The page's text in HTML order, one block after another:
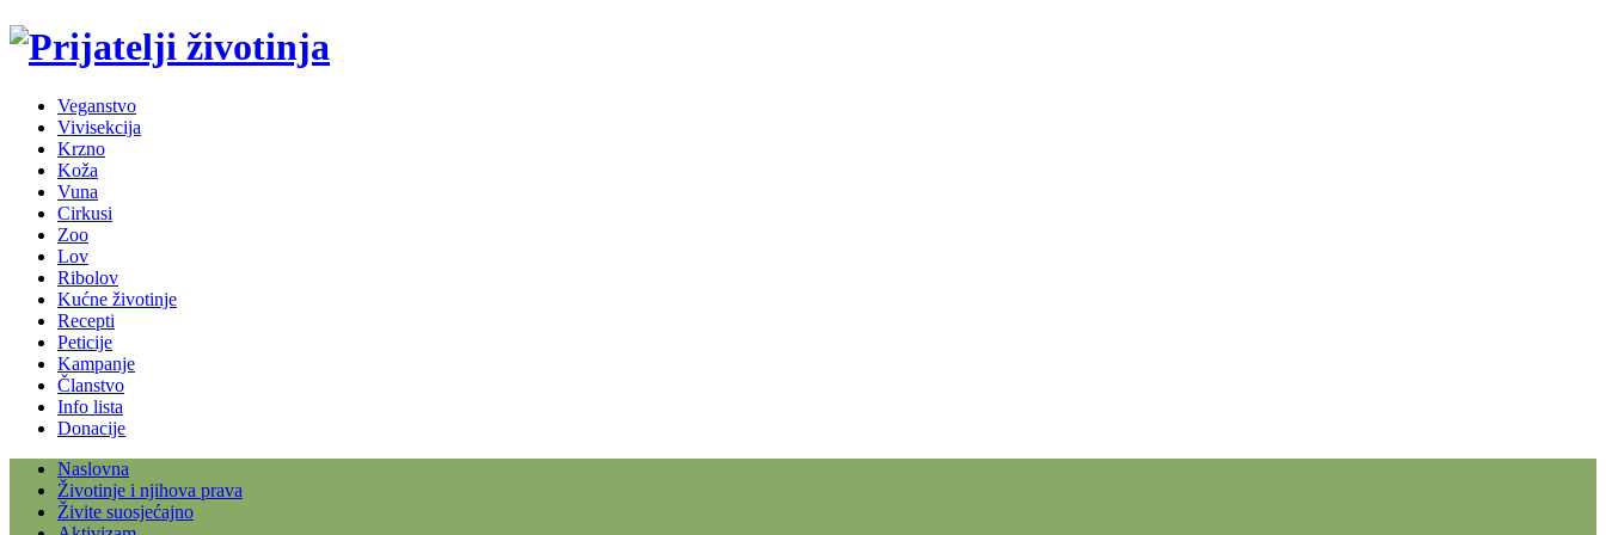
Veganstvo
Vivisekcija
Krzno
Koža
Vuna
Cirkusi
Zoo
Lov
Ribolov
Kućne životinje
Recepti
Peticije
Kampanje
Članstvo
Info lista
Donacije
Naslovna
Životinje i njihova prava
Živite suosjećajno